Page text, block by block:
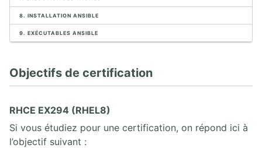
13. Glossaire Ansible
8. INSTALLATION ANSIBLE
9. EXÉCUTABLES ANSIBLE
Objectifs de certification
RHCE EX294 (RHEL8)
Si vous étudiez pour une certification, on répond ici à
l’objectif suivant :